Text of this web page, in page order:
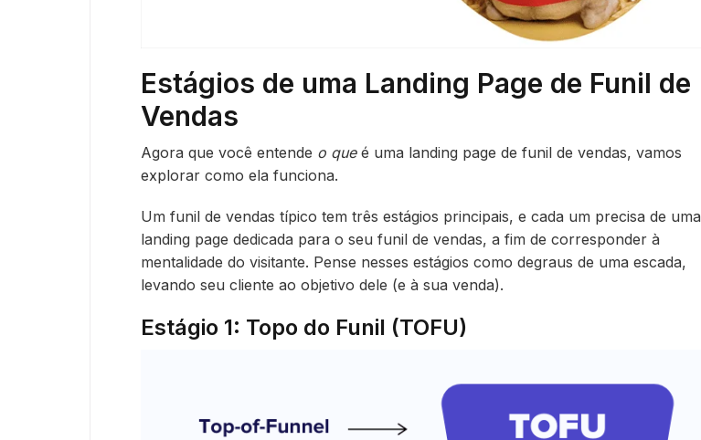
Estágios de uma Landing Page de Funil de
Vendas
Agora que você entende o queé uma landing page de funil de vendas, vamos
explorar como ela funciona.
Um funil de vendas típico tem três estágios principais, e cada um precisa de uma
landing page dedicada para o seu funil de vendas, a fim de corresponder à
mentalidade do visitante. Pense nesses estágios como degraus de uma escada,
levando seu cliente ao objetivo dele (e à sua venda).
Estágio 1: Topo do Funil (TOFU)